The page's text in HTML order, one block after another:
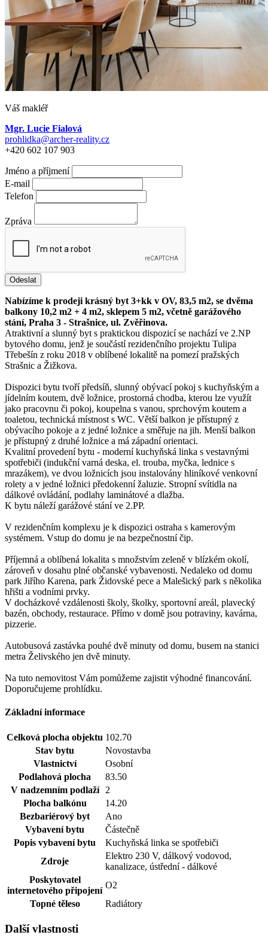
Váš makléř
Mgr. Lucie Fialová
prohlidka@archer-reality.cz
+420 602 107 903
Jméno a příjmení
E-mail
Telefon
Zpráva
Odeslat
Nabízíme k prodeji krásný byt 3+kk v OV, 83,5 m2, se dvěma
balkony 10,2 m2 + 4 m2, sklepem 5 m2, včetně garážového
stání, Praha 3 - Strašnice, ul. Zvěřinova.
Atraktivní a slunný byt s praktickou dispozicí se nachází ve 2.NP
bytového domu, jenž je součástí rezidenčního projektu Tulipa
Třebešín z roku 2018 v oblíbené lokalitě na pomezí pražských
Strašnic a Žižkova.
Dispozici bytu tvoří předsíň, slunný obývací pokoj s kuchyňským a
jídelním koutem, dvě ložnice, prostorná chodba, kterou lze využít
jako pracovnu či pokoj, koupelna s vanou, sprchovým koutem a
toaletou, technická místnost s WC. Větší balkon je přístupný z
obývacího pokoje a z jedné ložnice a směřuje na jih. Menší balkon
je přístupný z druhé ložnice a má západní orientaci.
Kvalitní provedení bytu - moderní kuchyňská linka s vestavnými
spotřebiči (indukční varná deska, el. trouba, myčka, lednice s
mrazákem), ve dvou ložnicích jsou instalovány hliníkové venkovní
rolety a v jedné ložnici předokenní žaluzie. Stropní svítidla na
dálkové ovládání, podlahy laminátové a dlažba.
K bytu náleží garážové stání ve 2.PP.
V rezidenčním komplexu je k dispozici ostraha s kamerovým
systémem. Vstup do domu je na bezpečnostní čip.
Příjemná a oblíbená lokalita s množstvím zeleně v blízkém okolí,
zároveň v dosahu plné občanské vybavenosti. Nedaleko od domu
park Jiřího Karena, park Židovské pece a Malešický park s několika
hřišti a vodními prvky.
V docházkové vzdálenosti školy, školky, sportovní areál, plavecký
bazén, obchody, restaurace. Přímo v domě jsou potraviny, kavárna,
pizzerie.
Autobusová zastávka pouhé dvě minuty od domu, busem na stanici
metra Želivského jen dvě minuty.
Na tuto nemovitost Vám pomůžeme zajistit výhodné financování.
Doporučujeme prohlídku.
Základní informace
Celková plocha objektu 102.70
Stav bytu
Novostavba
Vlastnictví
Osobní
Podlahová plocha
83.50
V nadzemním podlaží
2
Plocha balkónu
14.20
Bezbariérový byt
Ano
Vybavení bytu
Částečně
Popis vybavení bytu
Kuchyňská linka se spotřebiči
Zdroje
Elektro 230 V, dálkový vodovod,
kanalizace, ústřední - dálkové
Poskytovatel
internetového připojení
O2
Topné těleso
Radiátory
Další vlastnosti